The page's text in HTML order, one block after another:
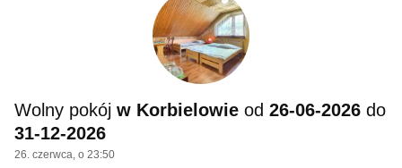
Wolny pokój w Korbielowie od 26-06-2026 do
31-12-2026
26. czerwca, o 23:50